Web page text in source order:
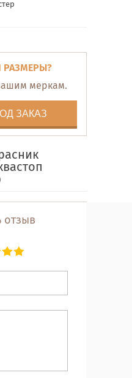
меркам.
ЗАКАЗ
отзыв